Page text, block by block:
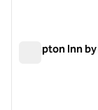
Hampton Inn